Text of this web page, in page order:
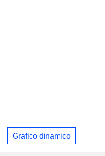
Grafico dinamico